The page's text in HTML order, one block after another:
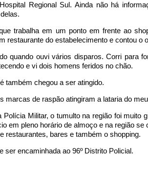
Regional Sul. Ainda não há
trabalha em um ponto em frente ao
restaurante do estabelecimento e contou o
quando ouvi vários disparos. Corri para
e vi dois homens feridos no chão.
também chegou a ser atingido.
marcas de raspão atingiram a lataria do
Polícia Militar, o tumulto na região foi muito
em pleno horário de almoço e na região se
restaurantes, bares e também o shopping.
ser encaminhada ao 96º Distrito Policial.